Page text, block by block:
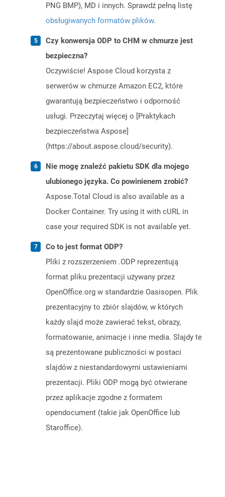
PNG BMP), MD i innych. Sprawdź pełną listę
obsługiwanych formatów plików.
Czy konwersja ODP to CHM w chmurze jest
bezpieczna?
Oczywiście! Aspose Cloud korzysta z
serwerów w chmurze Amazon EC2, które
gwarantują bezpieczeństwo i odporność
usługi. Przeczytaj więcej o [Praktykach
bezpieczeństwa Aspose]
(https://about.aspose.cloud/security).
Nie mogę znaleźć pakietu SDK dla mojego
ulubionego języka. Co powinienem zrobić?
Aspose.Total Cloud is also available as a
Docker Container. Try using it with cURL in
case your required SDK is not available yet.
Co to jest format ODP?
Pliki z rozszerzeniem .ODP reprezentują
format pliku prezentacji używany przez
OpenOffice.org w standardzie Oasisopen. Plik
prezentacyjny to zbiór slajdów, w których
każdy slajd może zawierać tekst, obrazy,
formatowanie, animacje i inne media. Slajdy te
są prezentowane publiczności w postaci
slajdów z niestandardowymi ustawieniami
prezentacji. Pliki ODP mogą być otwierane
przez aplikacje zgodne z formatem
opendocument (takie jak OpenOffice lub
Staroffice).